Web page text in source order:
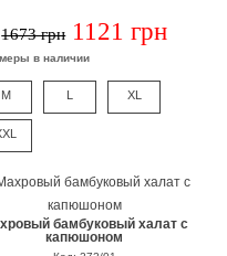
1673 грн 1121 грн
в наличии
M L XL
бамбуковый халат с
капюшоном